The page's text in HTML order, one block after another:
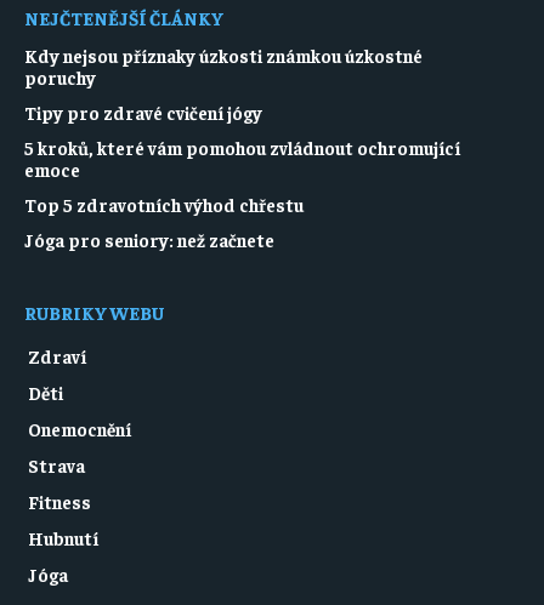
NEJČTENĚJŠÍ ČLÁNKY
Kdy nejsou příznaky úzkosti známkou úzkostné
poruchy
Tipy pro zdravé cvičení jógy
5 kroků, které vám pomohou zvládnout ochromující
emoce
Top 5 zdravotních výhod chřestu
Jóga pro seniory: než začnete
RUBRIKY WEBU
Zdraví
Děti
Onemocnění
Strava
Fitness
Hubnutí
Jóga